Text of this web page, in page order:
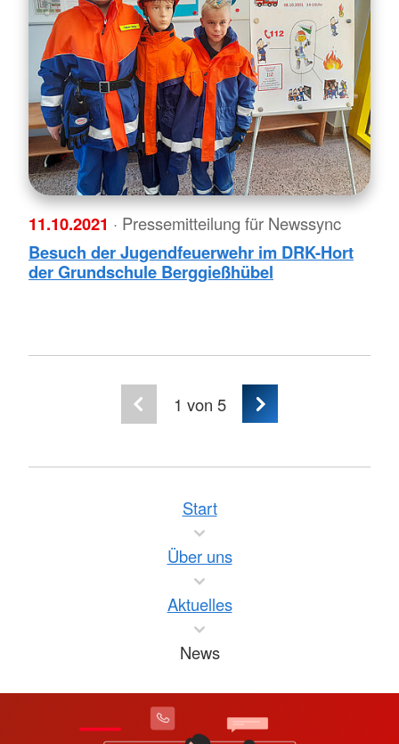
11.10.2021 · Pressemitteilung für Newssync
Besuch der Jugendfeuerwehr im DRK-Hort
der Grundschule Berggießhübel
1 von 5
Start
Über uns
Aktuelles
News